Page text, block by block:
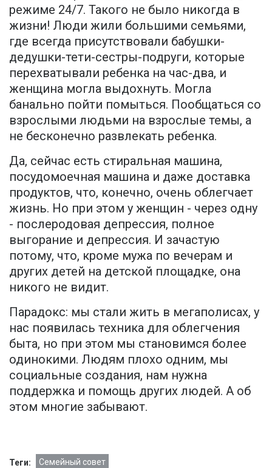
режиме 24/7. Такого не было никогда в
жизни! Люди жили большими семьями,
где всегда присутствовали бабушки-
дедушки-тети-сестры-подруги, которые
перехватывали ребенка на час-два, и
женщина могла выдохнуть. Могла
банально пойти помыться. Пообщаться со
взрослыми людьми на взрослые темы, а
не бесконечно развлекать ребенка.
Да, сейчас есть стиральная машина,
посудомоечная машина и даже доставка
продуктов, что, конечно, очень облегчает
жизнь. Но при этом у женщин - через одну
- послеродовая депрессия, полное
выгорание и депрессия. И зачастую
потому, что, кроме мужа по вечерам и
других детей на детской площадке, она
никого не видит.
Парадокс: мы стали жить в мегаполисах, у
нас появилась техника для облегчения
быта, но при этом мы становимся более
одинокими. Людям плохо одним, мы
социальные создания, нам нужна
поддержка и помощь других людей. А об
этом многие забывают.
Теги: Семейный совет